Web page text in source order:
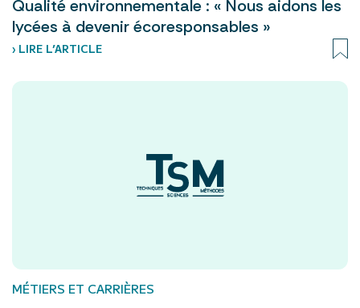
Qualité environnementale : « Nous aidons les
lycées à devenir écoresponsables »
› LIRE L’ARTICLE
MÉTIERS ET CARRIÈRES